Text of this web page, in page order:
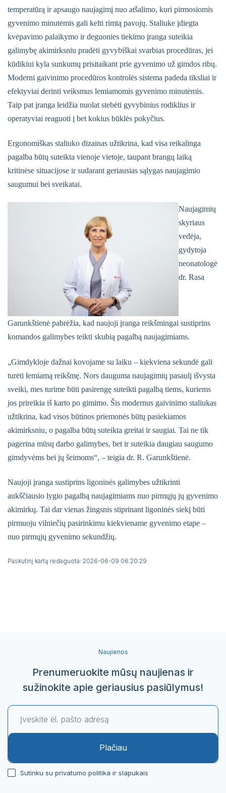
temperatūrą ir apsaugo naujagimį nuo atšalimo, kuri pirmosiomis
gyvenimo minutėmis gali kelti rimtą pavojų. Staliuke įdiegta
kvėpavimo palaikymo ir deguonies tiekimo įranga suteikia
galimybę akimirksniu pradėti gyvybiškai svarbias procedūras, jei
kūdikiui kyla sunkumų prisitaikant prie gyvenimo už gimdos ribų.
Moderni gaivinimo procedūros kontrolės sistema padeda tiksliai ir
efektyviai derinti veiksmus lemiamomis gyvenimo minutėmis.
Taip pat įranga leidžia nuolat stebėti gyvybinius rodiklius ir
operatyviai reaguoti į bet kokius būklės pokyčius.
Ergonomiškas staliuko dizainas užtikrina, kad visa reikalinga
pagalba būtų suteikta vienoje vietoje, taupant brangų laiką
kritinėse situacijose ir sudarant geriausias sąlygas naujagimio
saugumui bei sveikatai.
Naujagimių
skyriaus
vedėja,
gydytoja
neonatologė
dr. Rasa
Garunkštienė pabrėžia, kad naujoji įranga reikšmingai sustiprins
komandos galimybes teikti skubią pagalbą naujagimiams.
„Gimdykloje dažnai kovojame su laiku – kiekviena sekundė gali
turėti lemiamą reikšmę. Nors dauguma naujagimių pasaulį išvysta
sveiki, mes turime būti pasirengę suteikti pagalbą tiems, kuriems
jos prireikia iš karto po gimimo. Šis modernus gaivinimo staliukas
užtikrina, kad visos būtinos priemonės būtų pasiekiamos
akimirksniu, o pagalba būtų suteikta greitai ir saugiai. Tai ne tik
pagerina mūsų darbo galimybes, bet ir suteikia daugiau saugumo
gimdyvėms bei jų šeimoms“, – teigia dr. R. Garunkštienė.
Naujoji įranga sustiprins ligoninės galimybes užtikrinti
aukščiausio lygio pagalbą naujagimiams nuo pirmųjų jų gyvenimo
akimirkų. Tai dar vienas žingsnis stiprinant ligoninės siekį būti
pirmuoju vilniečių pasirinkimu kiekviename gyvenimo etape –
nuo pirmųjų gyvenimo sekundžių.
Paskutinį kartą redaguota: 2026-06-09 06:20:29
Naujienos
Prenumeruokite mūsų naujienas ir
sužinokite apie geriausius pasiūlymus!
Plačiau
Sutinku su privatumo politika ir slapukais